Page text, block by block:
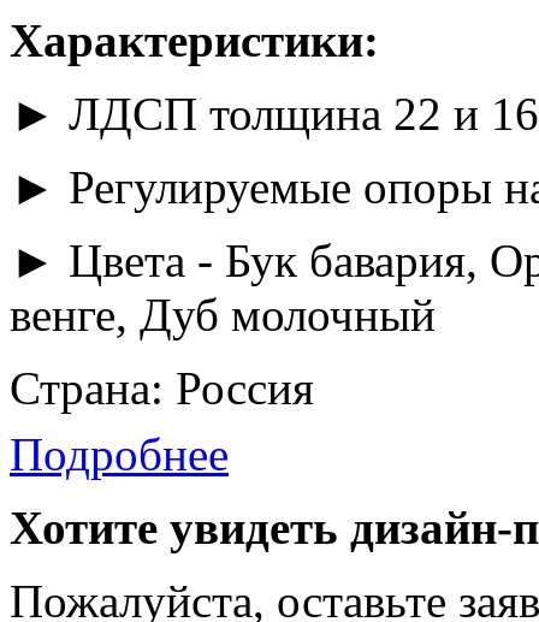
Характеристики:
► ЛДСП толщина 22 и
► Регулируемые опоры
► Цвета - Бук бавария,
венге, Дуб молочный
Страна: Россия
Подробнее
Хотите увидеть дизайн-
Пожалуйста, оставьте